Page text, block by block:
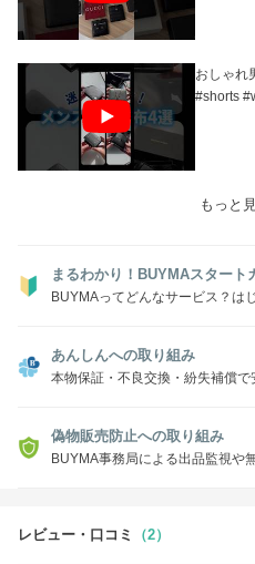
おしゃれ
#shorts
もっと
まるわかり！BUYMAスタート
BUYMAってどんなサービス？は
あんしんへの取り組み
本物保証・不良交換・紛失補償で
偽物販売防止への取り組み
BUYMA事務局による出品監視や
レビュー・口コミ （2）